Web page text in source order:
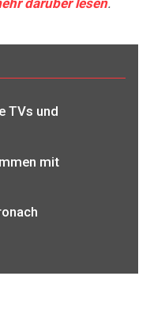
darüber lesen.
TVs und
mit